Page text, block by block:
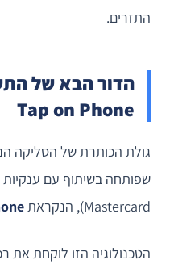
התזרים.
הדור הבא של
Tap on Phone
גולת הכותרת של הסליקה
Mastercard), הנקראת